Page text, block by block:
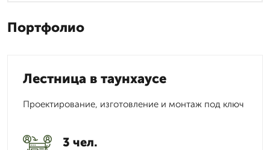
Портфолио
Лестница в таунхаусе
Проектирование, изготовление и монтаж под ключ
3 чел.